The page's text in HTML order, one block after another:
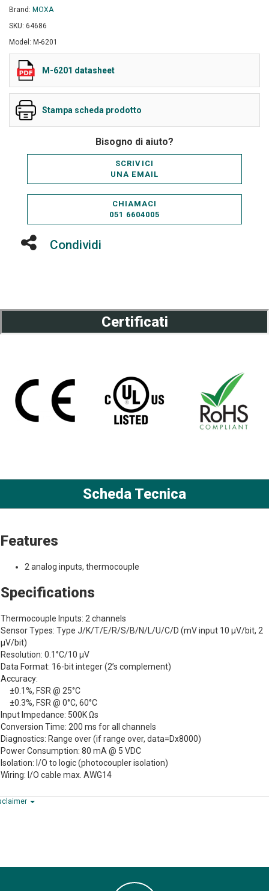
Brand: MOXA
SKU: 64686
Model: M-6201
M-6201 datasheet
Stampa scheda prodotto
Bisogno di aiuto?
SCRIVICI
UNA EMAIL
CHIAMACI
051 6604005
Condividi
Certificati
Scheda Tecnica
Features
2 analog inputs, thermocouple
Specifications
Thermocouple Inputs: 2 channels
Sensor Types: Type J/K/T/E/R/S/B/N/L/U/C/D (mV input 10 µV/bit, 2
µV/bit)
Resolution: 0.1°C/10 µV
Data Format: 16-bit integer (2’s complement)
Accuracy:
±0.1%, FSR @ 25°C
±0.3%, FSR @ 0°C, 60°C
Input Impedance: 500K Ωs
Conversion Time: 200 ms for all channels
Diagnostics: Range over (if range over, data=Dx8000)
Power Consumption: 80 mA @ 5 VDC
Isolation: I/O to logic (photocoupler isolation)
Wiring: I/O cable max. AWG14